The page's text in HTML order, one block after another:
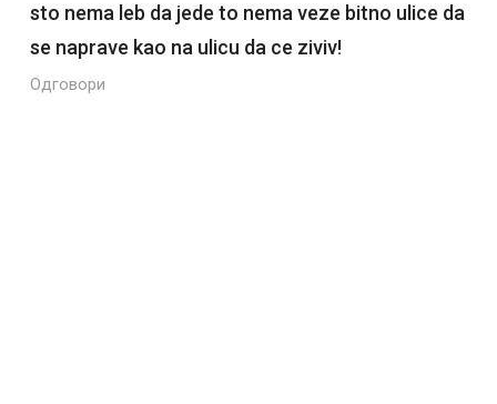
sto nema leb da jede to nema veze bitno ulice da
se naprave kao na ulicu da ce ziviv!
Одговори